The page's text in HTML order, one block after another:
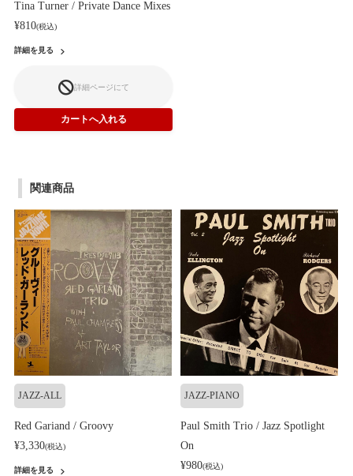
Tina Turner / Private Dance Mixes
¥810(税込)
詳細を見る
詳細ページにて
関連商品
JAZZ-ALL
Red Gariand / Groovy
¥3,330(税込)
詳細を見る
JAZZ-PIANO
Paul Smith Trio / Jazz Spotlight
On
¥980(税込)